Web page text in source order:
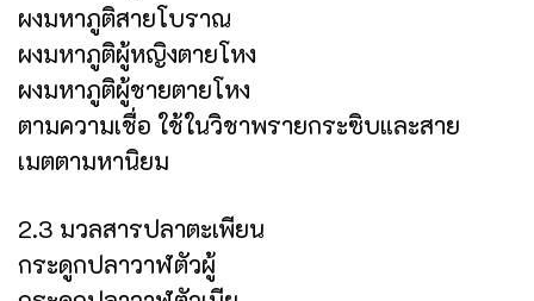
ผงมหาภูติสายโบราณ
ผงมหาภูติผู้หญิงตายโหง
ผงมหาภูติผู้ชายตายโหง
ตามความเชื่อ ใช้ในวิชาพรายกระซิบและสาย
เมตตามหานิยม
2.3 มวลสารปลาตะเพียน
กระดูกปลาวาฬตัวผู้